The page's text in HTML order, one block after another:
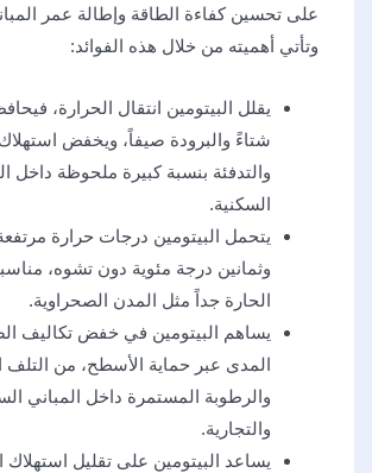
على تحسين كفاءة الطاقة وإطالة عمر
وتأتي أهميته من خلال هذه الفوائد:
يقلل البيتومين انتقال الحرارة،
شتاءً والبرودة صيفاً، ويخفض
والتدفئة بنسبة كبيرة ملحوظة داخل
السكنية.
يتحمل البيتومين درجات حرارة
وثمانين درجة مئوية دون تشوه،
الحارة جداً مثل المدن الصحراوية.
يساهم البيتومين في خفض تكاليف
المدى عبر حماية الأسطح، من التلف
والرطوبة المستمرة داخل المباني
والتجارية.
يساعد البيتومين على تقليل استهلاك